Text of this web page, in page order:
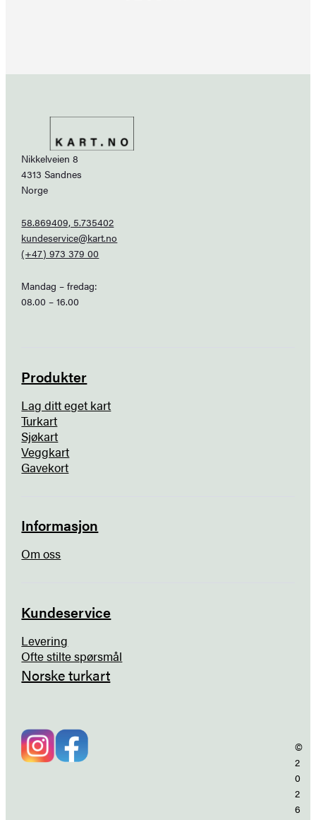
Nikkelveien 8
4313 Sandnes
Norge
58.869409, 5.735402
kundeservice@kart.no
(+47) 973 379 00
Mandag – fredag:
08.00 – 16.00
Produkter
Lag ditt eget kart
Turkart
Sjøkart
Veggkart
Gavekort
Informasjon
Om oss
Kundeservice
Levering
Ofte stilte spørsmål
Norske turkart
©
2
0
2
6